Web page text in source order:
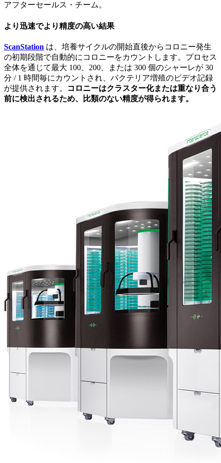
アフターセールス・チーム。
より迅速でより精度の高い結果
ScanStation は、培養サイクルの開始直後からコロニー発生
の初期段階で自動的にコロニーをカウントします。プロセス
全体を通じて最大 100、200、または 300 個のシャーレが 30
分 / 1 時間毎にカウントされ、バクテリア増殖のビデオ記録
が提供されます。
コロニーはクラスター化または重なり合う
前に検出されるため、比類のない精度が得られます。